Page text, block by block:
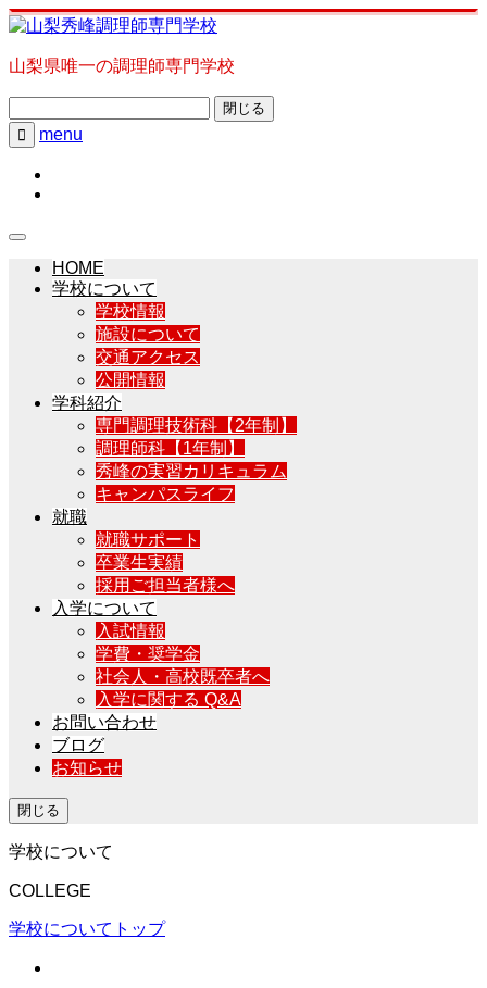
山梨県唯一の調理師専門学校
閉じる

menu
HOME
学校について
学校情報
施設について
交通アクセス
公開情報
学科紹介
専門調理技術科【2年制】
調理師科【1年制】
秀峰の実習カリキュラム
キャンパスライフ
就職
就職サポート
卒業生実績
採用ご担当者様へ
入学について
入試情報
学費・奨学金
社会人・高校既卒者へ
入学に関する Q&A
お問い合わせ
ブログ
お知らせ
閉じる
学校について
COLLEGE
学校についてトップ